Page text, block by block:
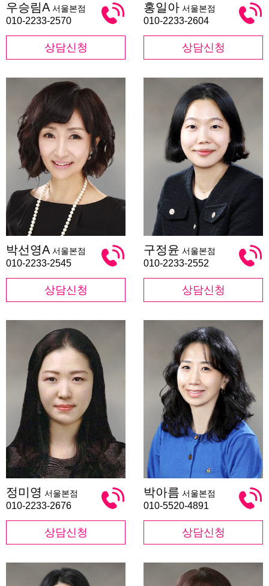
승
림
우승림A 서울본점
010-2233-2570
상담신청
일
아
홍일아 서울본점
010-2233-2604
상담신청
선
영
박선영A 서울본점
010-2233-2545
상담신청
정
윤
구정윤 서울본점
010-2233-2552
상담신청
미
영
정미영 서울본점
010-2233-2676
상담신청
아
름
박아름 서울본점
010-5520-4891
상담신청